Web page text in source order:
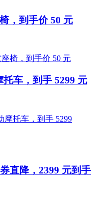
，到手价 50 元
车，到手 5299 元
直降，2399 元到手